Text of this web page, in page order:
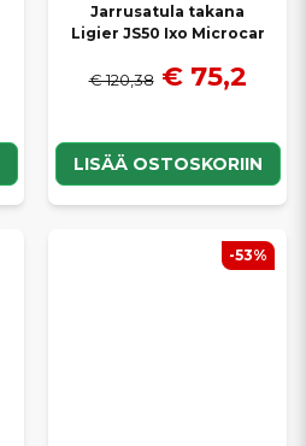
Jarrusatula takana
Ligier JS50 Ixo Microcar
€ 120,38 € 75,2
LISÄÄ OSTOSKORIIN
-53%